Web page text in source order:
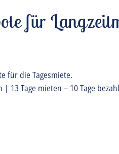
für
für die Tagesmiete.
13 Tage mieten – 10 Tage